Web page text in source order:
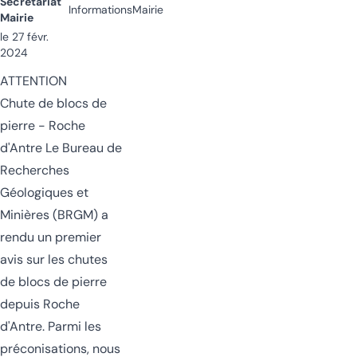
Mairie
InformationsMairie
le 27 févr.
2024
ATTENTION
Chute de blocs de
pierre - Roche
d'Antre Le Bureau de
Recherches
Géologiques et
Minières (BRGM) a
rendu un premier
avis sur les chutes
de blocs de pierre
depuis Roche
d'Antre. Parmi les
préconisations, nous